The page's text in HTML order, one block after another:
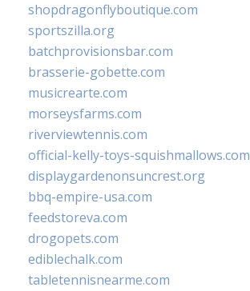
shopdragonflyboutique.com
sportszilla.org
batchprovisionsbar.com
brasserie-gobette.com
musicrearte.com
morseysfarms.com
riverviewtennis.com
official-kelly-toys-squishmallows.com
displaygardenonsuncrest.org
bbq-empire-usa.com
feedstoreva.com
drogopets.com
ediblechalk.com
tabletennisnearme.com